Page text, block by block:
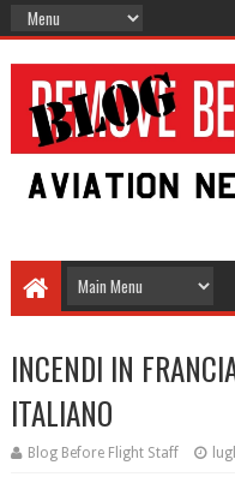
INCENDI IN
ITALIANO
Blog Before Flight Staff